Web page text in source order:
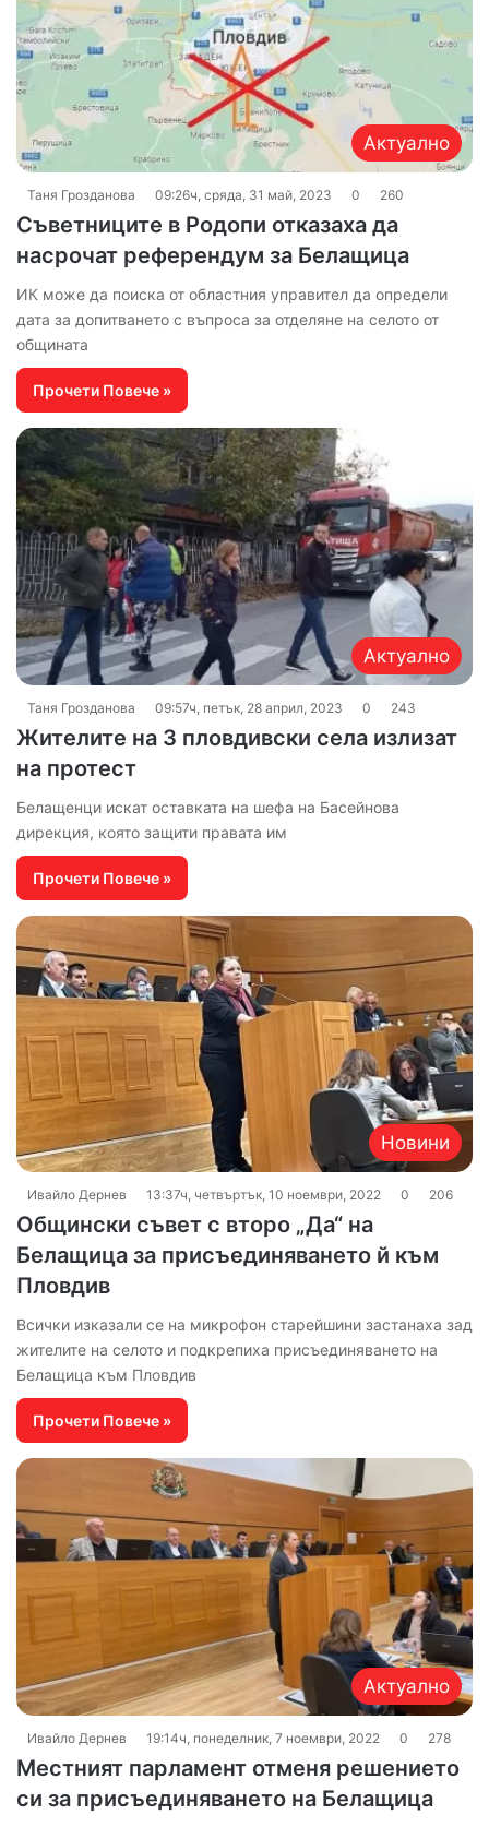
Актуално
Таня Грозданова 09:26ч, сряда, 31 май, 2023 0 260
Съветниците в Родопи отказаха да
насрочат референдум за Белащица
ИК може да поиска от областния управител да определи
дата за допитването с въпроса за отделяне на селото от
общината
Прочети Повече »
Актуално
Таня Грозданова 09:57ч, петък, 28 април, 2023 0 243
Жителите на 3 пловдивски села излизат
на протест
Белащенци искат оставката на шефа на Басейнова
дирекция, която защити правата им
Прочети Повече »
Новини
Ивайло Дернев 13:37ч, четвъртък, 10 ноември, 2022 0 206
Общински съвет с второ „Да“ на
Белащица за присъединяването й към
Пловдив
Всички изказали се на микрофон старейшини застанаха зад
жителите на селото и подкрепиха присъединяването на
Белащица към Пловдив
Прочети Повече »
Актуално
Ивайло Дернев 19:14ч, понеделник, 7 ноември, 2022 0 278
Местният парламент отменя решението
си за присъединяването на Белащица